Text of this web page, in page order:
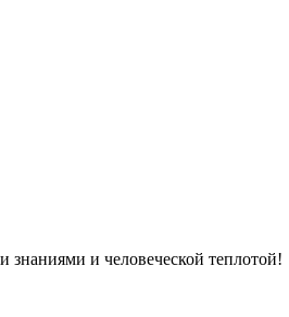
знаниями и человеческой теплотой!